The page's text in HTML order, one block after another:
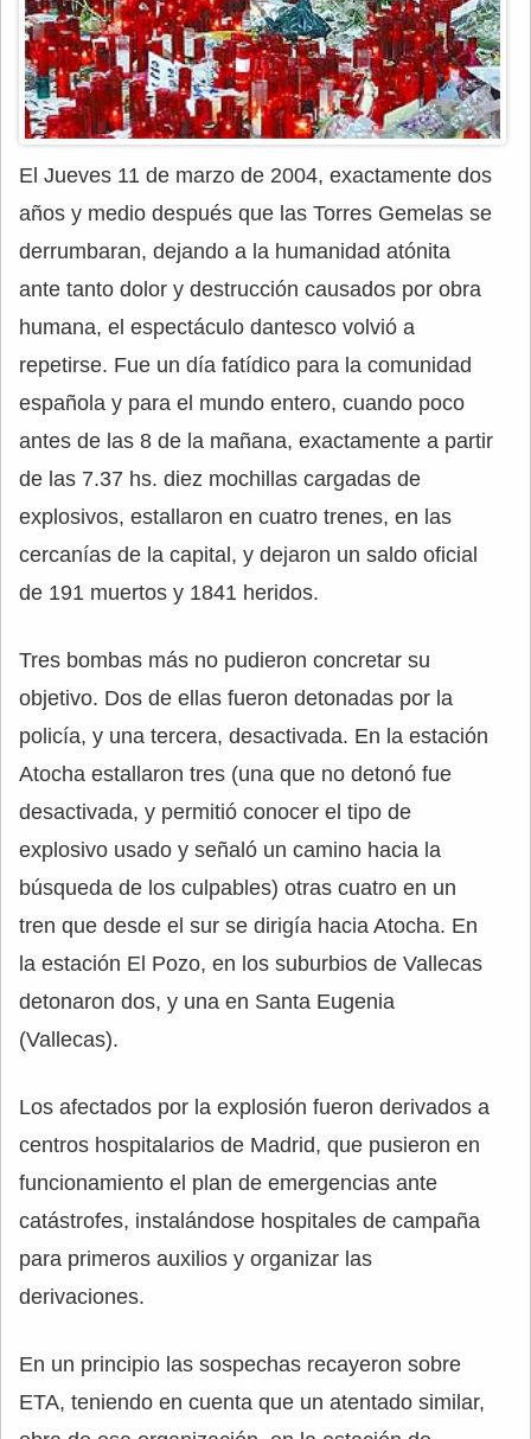
El Jueves 11 de marzo de 2004, exactamente dos
años y medio después que las Torres Gemelas se
derrumbaran, dejando a la humanidad atónita
ante tanto dolor y destrucción causados por obra
humana, el espectáculo dantesco volvió a
repetirse. Fue un día fatídico para la comunidad
española y para el mundo entero, cuando poco
antes de las 8 de la mañana, exactamente a partir
de las 7.37 hs. diez mochillas cargadas de
explosivos, estallaron en cuatro trenes, en las
cercanías de la capital, y dejaron un saldo oficial
de 191 muertos y 1841 heridos.
Tres bombas más no pudieron concretar su
objetivo. Dos de ellas fueron detonadas por la
policía, y una tercera, desactivada. En la estación
Atocha estallaron tres (una que no detonó fue
desactivada, y permitió conocer el tipo de
explosivo usado y señaló un camino hacia la
búsqueda de los culpables) otras cuatro en un
tren que desde el sur se dirigía hacia Atocha. En
la estación El Pozo, en los suburbios de Vallecas
detonaron dos, y una en Santa Eugenia
(Vallecas).
Los afectados por la explosión fueron derivados a
centros hospitalarios de Madrid, que pusieron en
funcionamiento el plan de emergencias ante
catástrofes, instalándose hospitales de campaña
para primeros auxilios y organizar las
derivaciones.
En un principio las sospechas recayeron sobre
ETA, teniendo en cuenta que un atentado similar,